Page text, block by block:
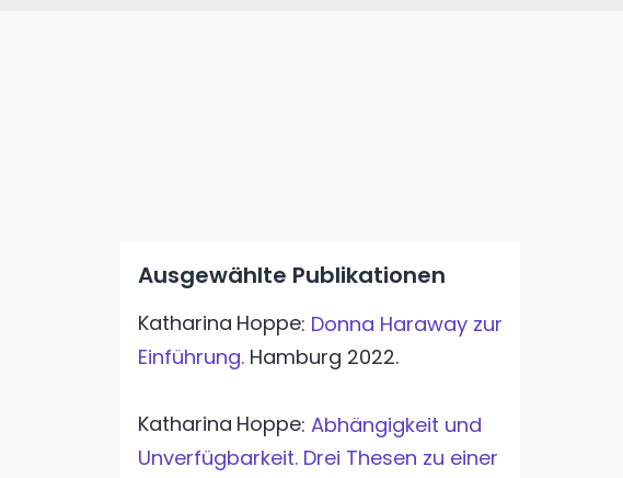
Ausgewählte Publikationen
Katharina Hoppe: Donna Haraway zur
Einführung. Hamburg 2022.
Katharina Hoppe: Abhängigkeit und
Unverfügbarkeit. Drei Thesen zu einer